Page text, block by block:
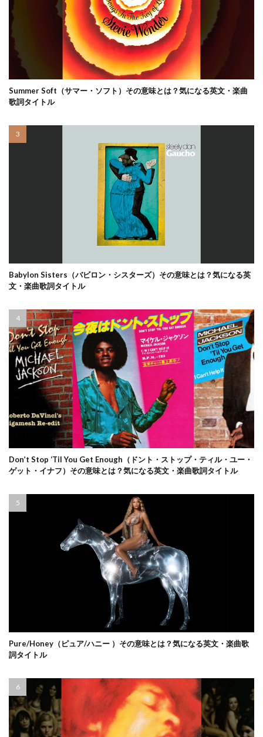
Summer Soft（サマー・ソフト）その意味とは？気になる英文・楽曲
歌詞タイトル
Babylon Sisters（バビロン・シスターズ）その意味とは？気になる英
文・楽曲歌詞タイトル
Don’t Stop ‘Til You Get Enough（ドント・ストップ・ティル・ユー・
ゲット・イナフ）その意味とは？気になる英文・楽曲歌詞タイトル
Pure/Honey（ピュア/ハニー ）その意味とは？気になる英文・楽曲歌
詞タイトル